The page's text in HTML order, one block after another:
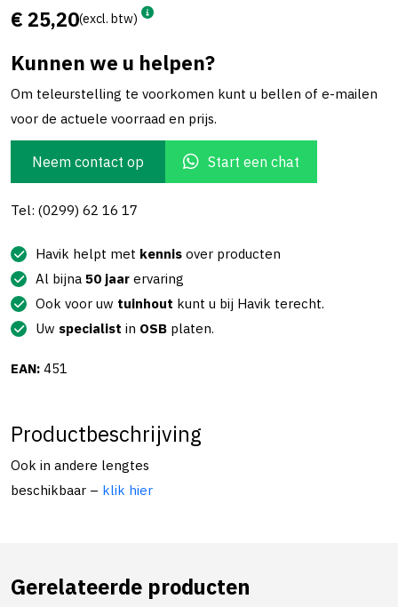
€ 25,20(excl. btw)
Kunnen we u helpen?
Om teleurstelling te voorkomen kunt u bellen of e-mailen
voor de actuele voorraad en prijs.
Neem contact op Start een chat
Tel: (0299) 62 16 17
Havik helpt met kennis over producten
Al bijna 50 jaar ervaring
Ook voor uw tuinhout kunt u bij Havik terecht.
Uw specialist in OSB platen.
EAN: 451
Productbeschrijving
Ook in andere lengtes
beschikbaar – klik hier
Gerelateerde producten